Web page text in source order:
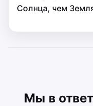
Солнца, чем
Мы в